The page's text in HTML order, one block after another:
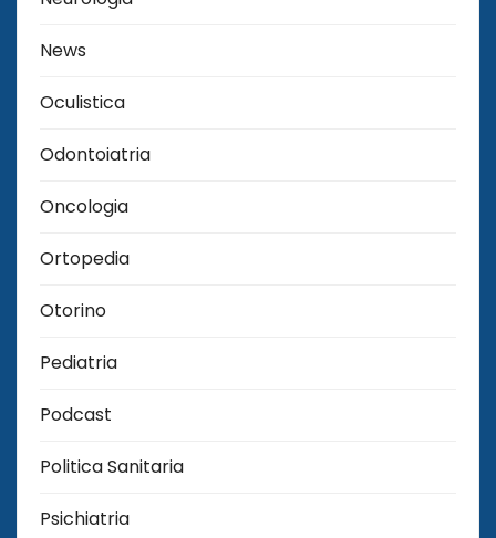
News
Oculistica
Odontoiatria
Oncologia
Ortopedia
Otorino
Pediatria
Podcast
Politica Sanitaria
Psichiatria